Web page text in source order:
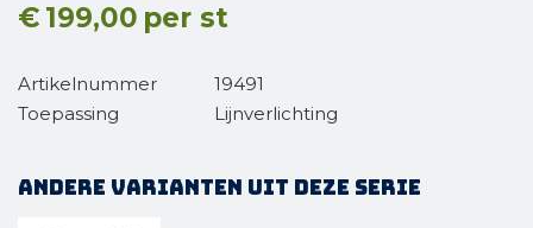
€ 199,00 per st
Artikelnummer
19491
Toepassing
Lijnverlichting
Andere varianten uit deze serie